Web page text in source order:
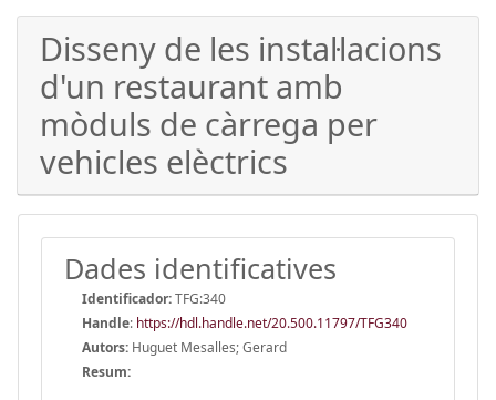
Disseny de les instal·lacions
d'un restaurant amb
mòduls de càrrega per
vehicles elèctrics
Dades identificatives
Identificador:TFG:340
Handle: https://hdl.handle.net/20.500.11797/TFG340
Autors: Huguet Mesalles; Gerard
Resum: